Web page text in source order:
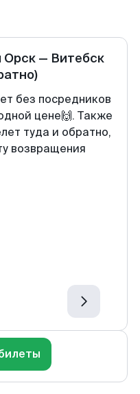
Орск— Витебск
без посредников
цене🙌. Также
туда и обратно,
возвращения